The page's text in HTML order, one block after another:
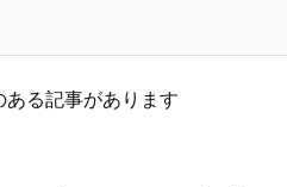
る記事があります